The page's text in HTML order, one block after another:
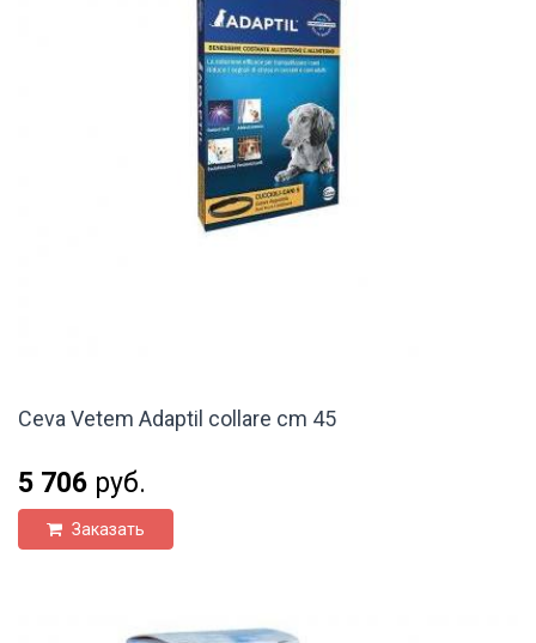
Ceva Vetem Adaptil collare cm 45
5 706 руб.
Заказать